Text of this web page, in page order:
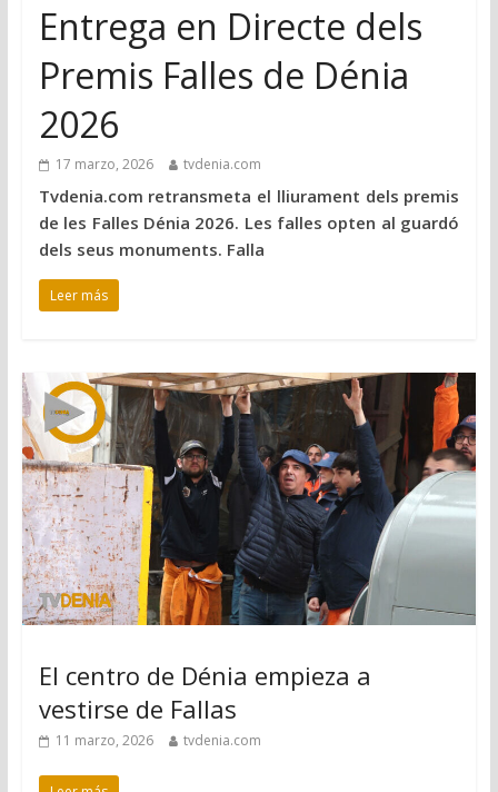
Entrega en Directe dels
Premis Falles de Dénia
2026
17 marzo, 2026 tvdenia.com
Tvdenia.com retransmeta el lliurament dels premis
de les Falles Dénia 2026. Les falles opten al guardó
dels seus monuments. Falla
Leer más
El centro de Dénia empieza a
vestirse de Fallas
11 marzo, 2026 tvdenia.com